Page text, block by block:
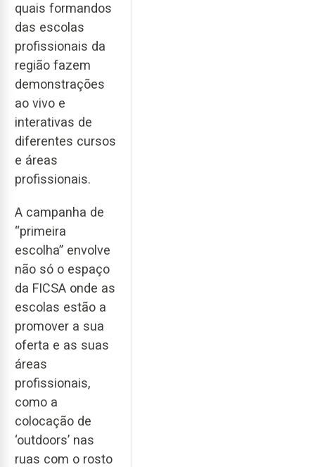
quais formandos
das escolas
profissionais da
região fazem
demonstrações
ao vivo e
interativas de
diferentes cursos
e áreas
profissionais.
A campanha de
“primeira
escolha” envolve
não só o espaço
da FICSA onde as
escolas estão a
promover a sua
oferta e as suas
áreas
profissionais,
como a
colocação de
‘outdoors’ nas
ruas com o rosto